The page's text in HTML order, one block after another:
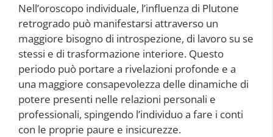
Nell’oroscopo individuale, l’influenza di Plutone
retrogrado può manifestarsi attraverso un
maggiore bisogno di introspezione, di lavoro su se
stessi e di trasformazione interiore. Questo
periodo può portare a rivelazioni profonde e a
una maggiore consapevolezza delle dinamiche di
potere presenti nelle relazioni personali e
professionali, spingendo l’individuo a fare i conti
con le proprie paure e insicurezze.